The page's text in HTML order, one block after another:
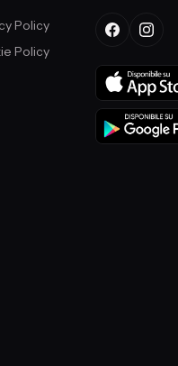
Policy
Policy